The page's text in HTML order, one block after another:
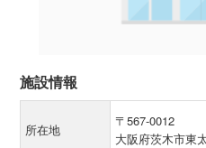
施設情報
所在地
〒567-0012
大阪府茨木市東